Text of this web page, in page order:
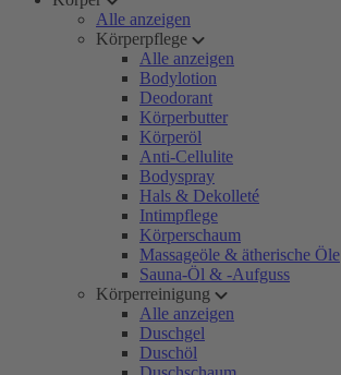
Alle anzeigen
Körperpflege
Alle anzeigen
Bodylotion
Deodorant
Körperbutter
Körperöl
Anti-Cellulite
Bodyspray
Hals & Dekolleté
Intimpflege
Körperschaum
Massageöle & ätherische Öle
Sauna-Öl & -Aufguss
Körperreinigung
Alle anzeigen
Duschgel
Duschöl